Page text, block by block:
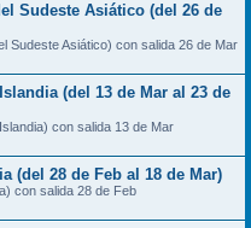
Sudeste Asiático (del 26 de
Sudeste Asiático) con salida 26 de Mar
(del 13 de Mar al 23 de
con salida 13 de Mar
(del 28 de Feb al 18 de Mar)
con salida 28 de Feb